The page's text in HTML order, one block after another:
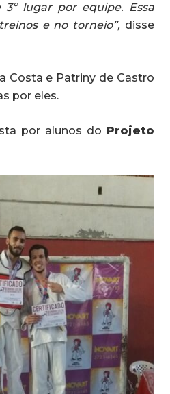
lugar por equipe. Essa
e no torneio”, disse
Costa e Patriny de Castro
por eles.
por alunos do Projeto